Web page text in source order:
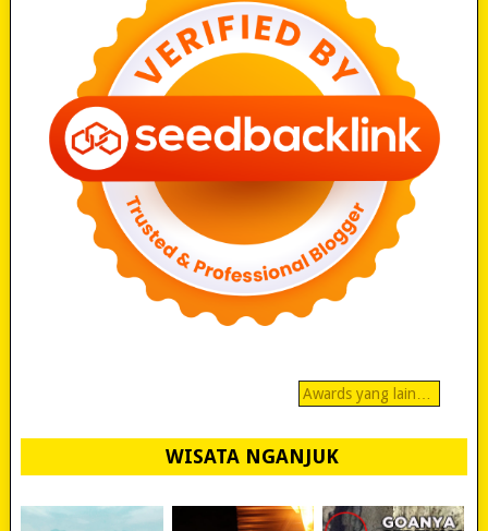
Awards yang lain…
WISATA NGANJUK